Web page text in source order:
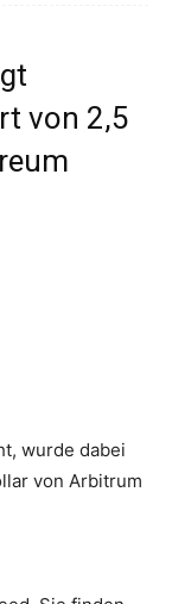
von 2,5
wurde dabei
von Arbitrum